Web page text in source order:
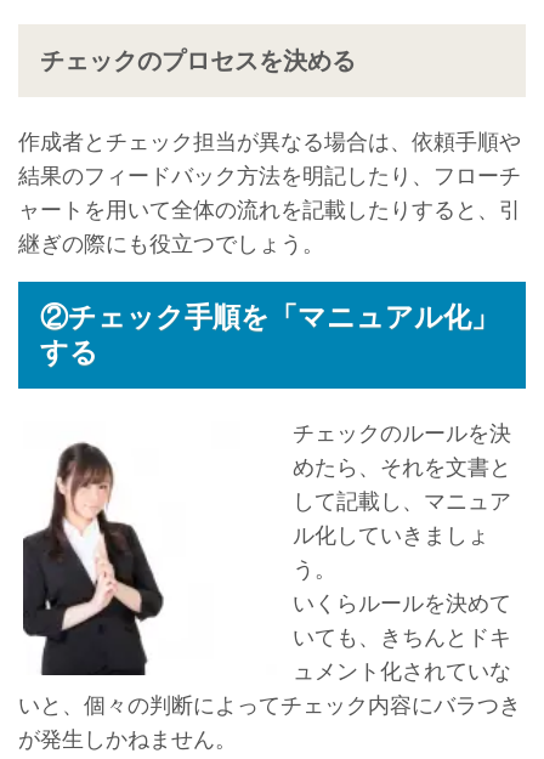
チェックのプロセスを決める
作成者とチェック担当が異なる場合は、依頼手順や
結果のフィードバック方法を明記したり、フローチ
ャートを用いて全体の流れを記載したりすると、引
継ぎの際にも役立つでしょう。
②チェック手順を「マニュアル化」
する
チェックのルールを決
めたら、それを文書と
して記載し、マニュア
ル化していきましょ
う。
いくらルールを決めて
いても、きちんとドキ
ュメント化されていな
いと、個々の判断によってチェック内容にバラつき
が発生しかねません。